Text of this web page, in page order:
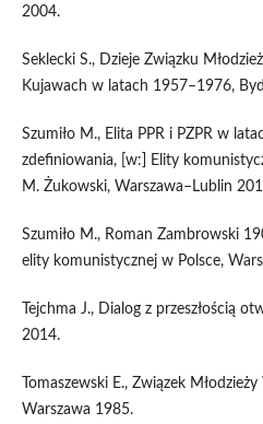
2004.
Seklecki S., Dzieje Związku
Kujawach w latach 1957–1976,
Szumiło M., Elita PPR i PZPR w
zdefiniowania, [w:] Elity
M. Żukowski, Warszawa–Lublin
Szumiło M., Roman Zambrowski
elity komunistycznej w Polsce,
Tejchma J., Dialog z przeszłością
2014.
Tomaszewski E., Związek
Warszawa 1985.